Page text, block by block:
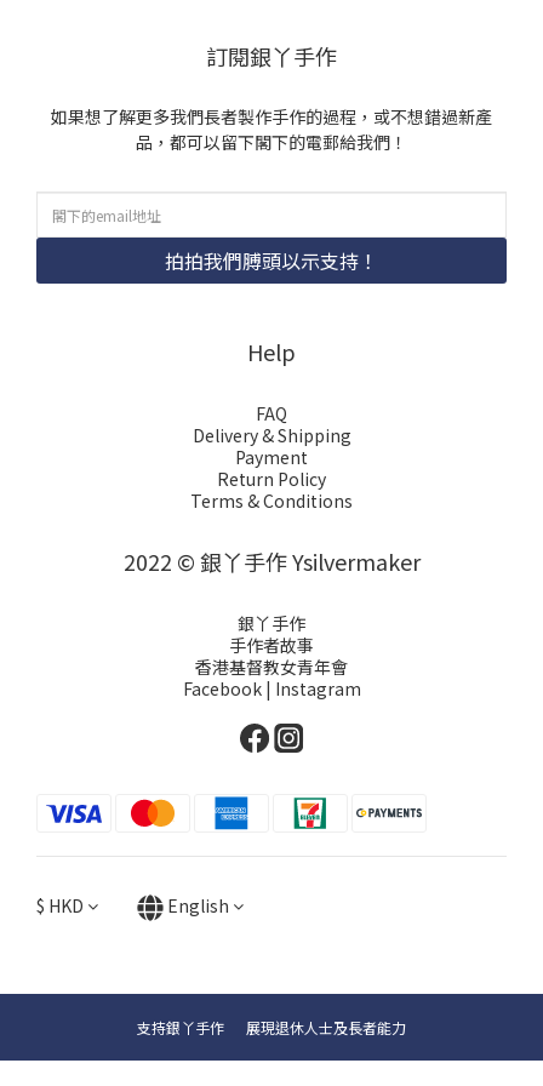
訂閱銀丫手作
如果想了解更多我們長者製作手作的過程，或不想錯過新產
品，都可以留下閣下的電郵給我們！
拍拍我們膊頭以示支持！
Help
FAQ
Delivery & Shipping
Payment
Return Policy
Terms & Conditions
2022 © 銀丫手作 Ysilvermaker
銀丫手作
手作者故事
香港基督教女青年會
Facebook | Instagram
$ HKD English
支持銀丫手作 展現退休人士及長者能力